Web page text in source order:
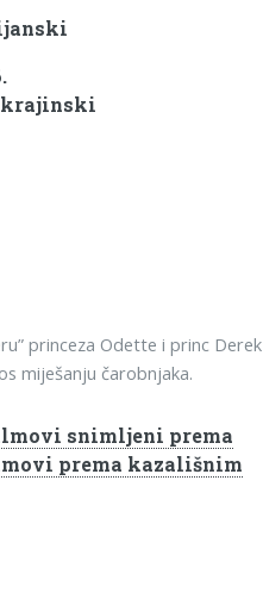
princeza Odette i princ Derek
miješanju čarobnjaka.
snimljeni prema
prema kazališnim